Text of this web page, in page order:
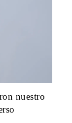
nuestro